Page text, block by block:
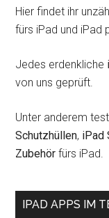
Hier findet ihr
fürs iPad und iPad
Jedes erdenkliche
von uns geprüft.
Unter anderem
Schutzhüllen, iPad
Zubehör fürs iPad.
IPAD APPS IM